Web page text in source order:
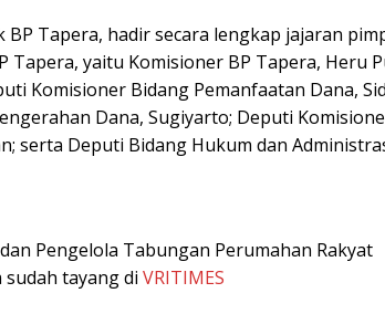
BP Tapera, hadir secara lengkap jajaran
Tapera, yaitu Komisioner BP Tapera, Heru
Komisioner Bidang Pemanfaatan Dana,
Dana, Sugiyarto; Deputi
serta Deputi Bidang Hukum dan
Pengelola Tabungan Perumahan Rakyat
sudah tayang di VRITIMES